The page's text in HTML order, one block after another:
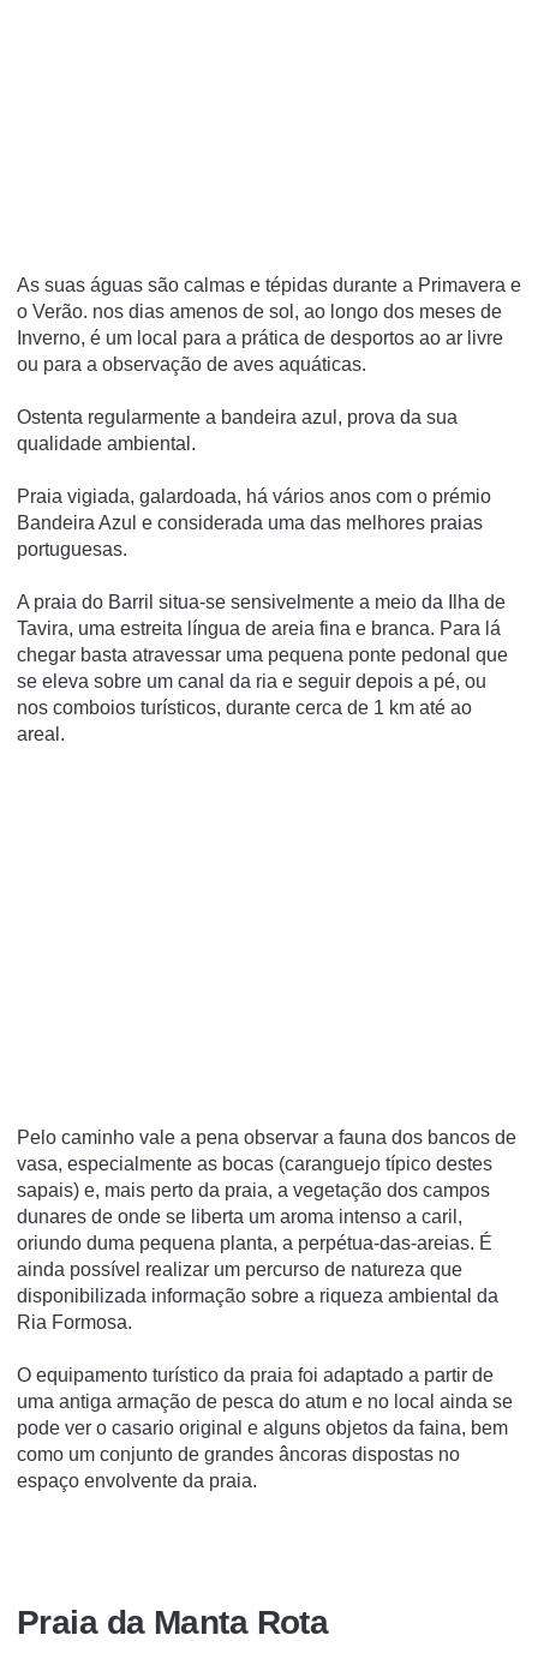
As suas águas são calmas e tépidas durante a Primavera e
o Verão. nos dias amenos de sol, ao longo dos meses de
Inverno, é um local para a prática de desportos ao ar livre
ou para a observação de aves aquáticas.
Ostenta regularmente a bandeira azul, prova da sua
qualidade ambiental.
Praia vigiada, galardoada, há vários anos com o prémio
Bandeira Azul e considerada uma das melhores praias
portuguesas.
A praia do Barril situa-se sensivelmente a meio da Ilha de
Tavira, uma estreita língua de areia fina e branca. Para lá
chegar basta atravessar uma pequena ponte pedonal que
se eleva sobre um canal da ria e seguir depois a pé, ou
nos comboios turísticos, durante cerca de 1 km até ao
areal.
Pelo caminho vale a pena observar a fauna dos bancos de
vasa, especialmente as bocas (caranguejo típico destes
sapais) e, mais perto da praia, a vegetação dos campos
dunares de onde se liberta um aroma intenso a caril,
oriundo duma pequena planta, a perpétua-das-areias. É
ainda possível realizar um percurso de natureza que
disponibilizada informação sobre a riqueza ambiental da
Ria Formosa.
O equipamento turístico da praia foi adaptado a partir de
uma antiga armação de pesca do atum e no local ainda se
pode ver o casario original e alguns objetos da faina, bem
como um conjunto de grandes âncoras dispostas no
espaço envolvente da praia.
Praia da Manta Rota